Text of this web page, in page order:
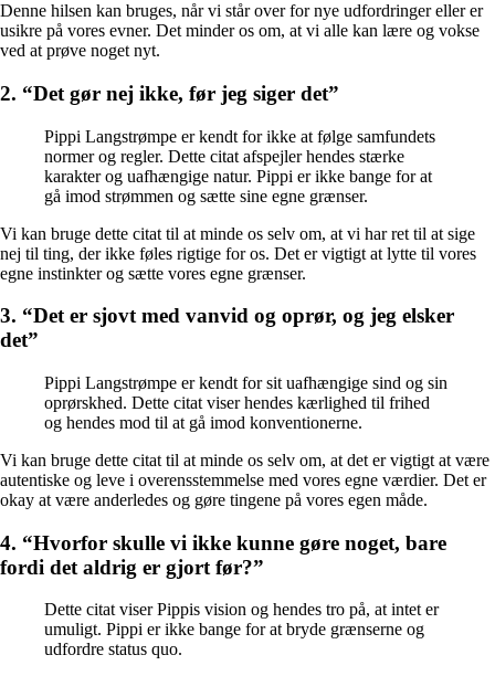
Denne hilsen kan bruges, når vi står over for nye udfordringer eller er
usikre på vores evner. Det minder os om, at vi alle kan lære og vokse
ved at prøve noget nyt.
2. “Det gør nej ikke, før jeg siger det”
Pippi Langstrømpe er kendt for ikke at følge samfundets
normer og regler. Dette citat afspejler hendes stærke
karakter og uafhængige natur. Pippi er ikke bange for at
gå imod strømmen og sætte sine egne grænser.
Vi kan bruge dette citat til at minde os selv om, at vi har ret til at sige
nej til ting, der ikke føles rigtige for os. Det er vigtigt at lytte til vores
egne instinkter og sætte vores egne grænser.
3. “Det er sjovt med vanvid og oprør, og jeg elsker
det”
Pippi Langstrømpe er kendt for sit uafhængige sind og sin
oprørskhed. Dette citat viser hendes kærlighed til frihed
og hendes mod til at gå imod konventionerne.
Vi kan bruge dette citat til at minde os selv om, at det er vigtigt at være
autentiske og leve i overensstemmelse med vores egne værdier. Det er
okay at være anderledes og gøre tingene på vores egen måde.
4. “Hvorfor skulle vi ikke kunne gøre noget, bare
fordi det aldrig er gjort før?”
Dette citat viser Pippis vision og hendes tro på, at intet er
umuligt. Pippi er ikke bange for at bryde grænserne og
udfordre status quo.